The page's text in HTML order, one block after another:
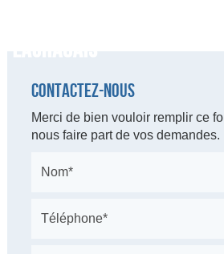
Contactez-nous
Merci de bien vouloir remplir ce
nous faire part de vos demandes.